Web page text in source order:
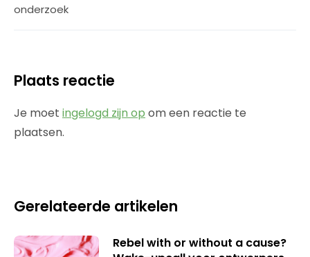
onderzoek
Plaats reactie
Je moet ingelogd zijn op om een reactie te
plaatsen.
Gerelateerde artikelen
Rebel with or without a cause?